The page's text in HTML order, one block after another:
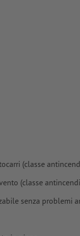
(classe
(classe
senza problemi